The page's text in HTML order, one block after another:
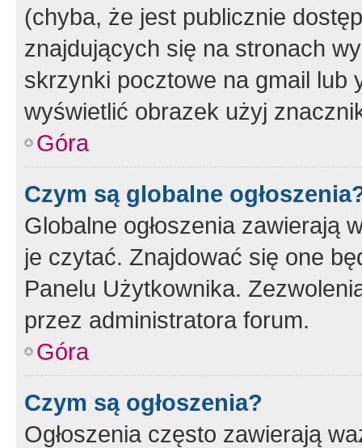
(chyba, że jest publicznie
znajdujących się na stronach
skrzynki pocztowe na gmail lub
wyświetlić obrazek użyj
Góra
Czym są globalne
Globalne ogłoszenia zawierają
je czytać. Znajdować się one
Panelu Użytkownika.
przez administratora forum.
Góra
Czym są ogłoszenia?
Ogłoszenia często zawierają